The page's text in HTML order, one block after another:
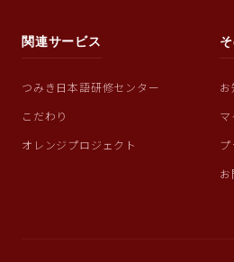
関連サービス
つみき日本語研修センター
こだわり
オレンジプロジェクト